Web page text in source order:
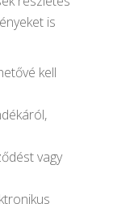
is
kell
vagy